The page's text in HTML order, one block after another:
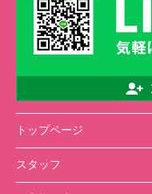
トップページ
スタッフ